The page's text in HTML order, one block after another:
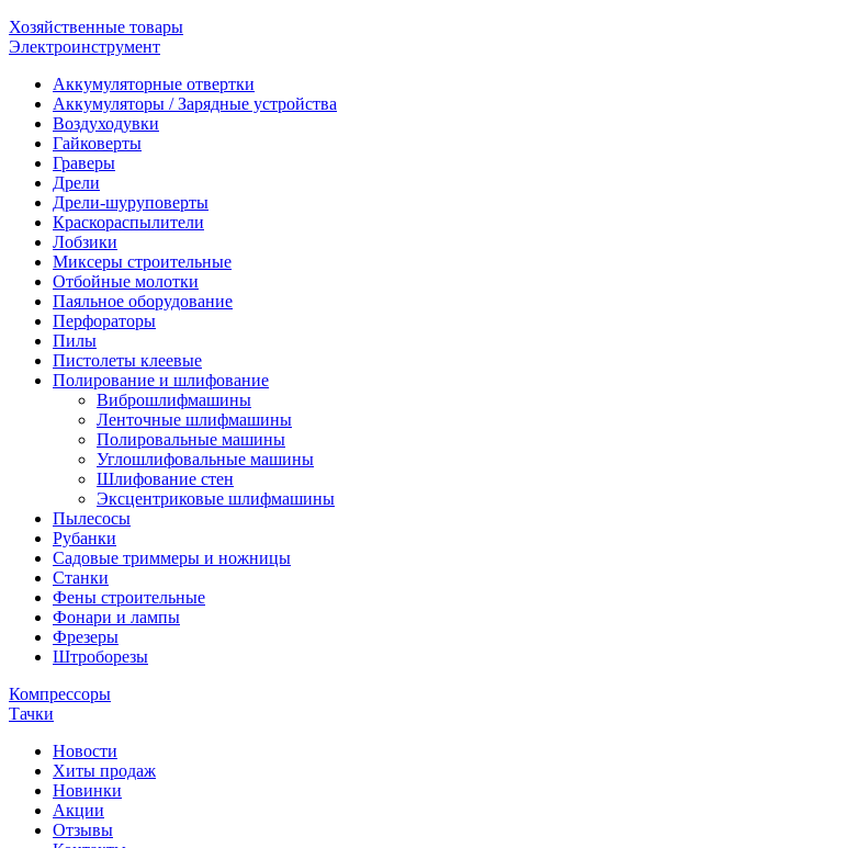
Хозяйственные товары
Электроинструмент
Аккумуляторные отвертки
Аккумуляторы / Зарядные устройства
Воздуходувки
Гайковерты
Граверы
Дрели
Дрели-шуруповерты
Краскораспылители
Лобзики
Миксеры строительные
Отбойные молотки
Паяльное оборудование
Перфораторы
Пилы
Пистолеты клеевые
Полирование и шлифование
Виброшлифмашины
Ленточные шлифмашины
Полировальные машины
Углошлифовальные машины
Шлифование стен
Эксцентриковые шлифмашины
Пылесосы
Рубанки
Садовые триммеры и ножницы
Станки
Фены строительные
Фонари и лампы
Фрезеры
Штроборезы
Компрессоры
Тачки
Новости
Хиты продаж
Новинки
Акции
Отзывы